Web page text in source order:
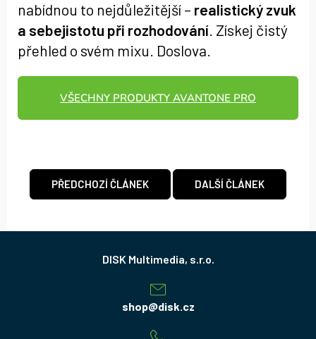
nabídnou to nejdůležitější – realistický zvuk
a sebejistotu při rozhodování. Získej čistý
přehled o svém mixu. Doslova.
VŠECHNY PRODUKTY AVANTONE PRO
PŘEDCHOZÍ ČLÁNEK DALŠÍ ČLÁNEK
shop@disk.cz